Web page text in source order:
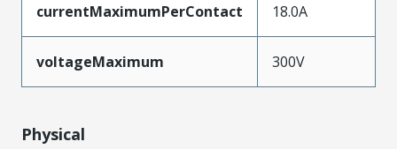
currentMaximumPerContact 18.0A
voltageMaximum 300V
Physical